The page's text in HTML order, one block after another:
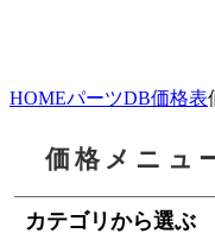
HOMEパーツDB価格表
価格メニュ
カテゴリから選ぶ